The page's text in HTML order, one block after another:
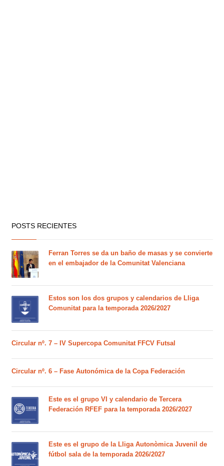
POSTS RECIENTES
Ferran Torres se da un baño de masas y se convierte
en el embajador de la Comunitat Valenciana
Estos son los dos grupos y calendarios de Lliga
Comunitat para la temporada 2026/2027
Circular nº. 7 – IV Supercopa Comunitat FFCV Futsal
Circular nº. 6 – Fase Autonómica de la Copa Federación
Este es el grupo VI y calendario de Tercera
Federación RFEF para la temporada 2026/2027
Este es el grupo de la Lliga Autonòmica Juvenil de
fútbol sala de la temporada 2026/2027